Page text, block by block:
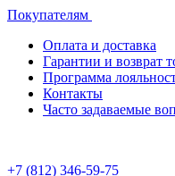
Покупателям
Оплата и доставка
Гарантии и возврат
Программа
Контакты
Часто задаваемые
+7 (812) 346-59-75